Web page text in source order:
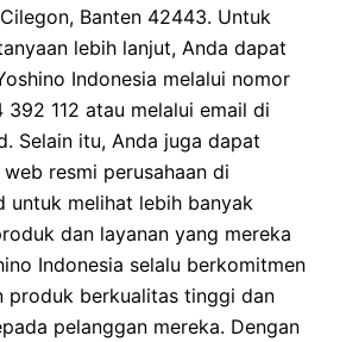
Banten 42443. Untuk
lebih lanjut, Anda dapat
Indonesia melalui nomor
112 atau melalui email di
Selain itu, Anda juga dapat
resmi perusahaan di
untuk melihat lebih banyak
dan layanan yang mereka
Indonesia selalu berkomitmen
produk berkualitas tinggi dan
pelanggan mereka. Dengan